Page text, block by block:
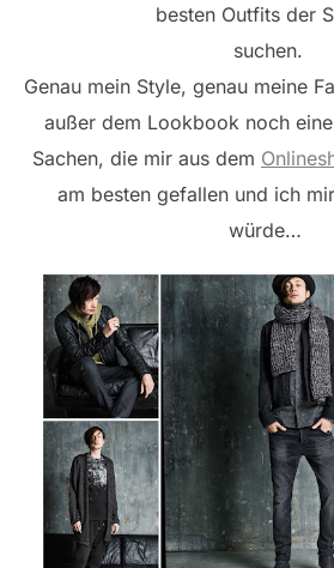
besten Outfits der
suchen.
Genau mein Style, genau meine
außer dem Lookbook noch
Sachen, die mir aus dem
am besten gefallen und ich
würde…